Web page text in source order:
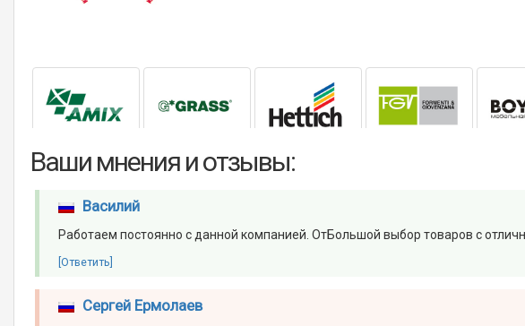
Ваши мнения и отзывы:
Василий
Работаем постоянно с данной компанией. ОтБольшой выбор товаров с
[Ответить]
Сергей Ермолаев